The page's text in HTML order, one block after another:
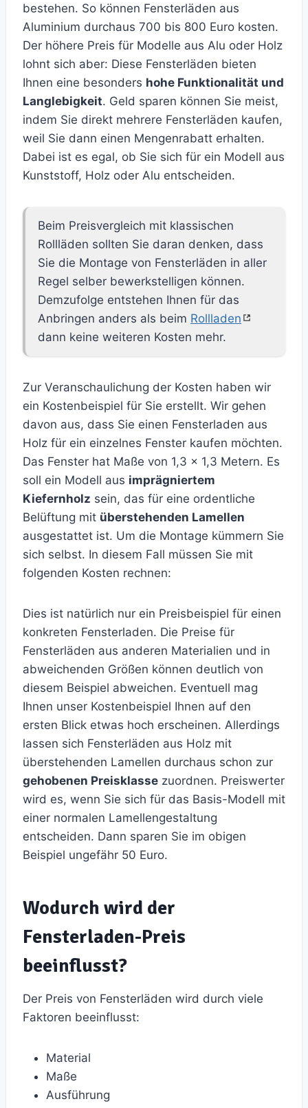
bestehen. So können Fensterläden aus
Aluminium durchaus 700 bis 800 Euro kosten.
Der höhere Preis für Modelle aus Alu oder Holz
lohnt sich aber: Diese Fensterläden bieten
Ihnen eine besonders hohe Funktionalität und
Langlebigkeit. Geld sparen können Sie meist,
indem Sie direkt mehrere Fensterläden kaufen,
weil Sie dann einen Mengenrabatt erhalten.
Dabei ist es egal, ob Sie sich für ein Modell aus
Kunststoff, Holz oder Alu entscheiden.
Beim Preisvergleich mit klassischen
Rollläden sollten Sie daran denken, dass
Sie die Montage von Fensterläden in aller
Regel selber bewerkstelligen können.
Demzufolge entstehen Ihnen für das
Anbringen anders als beim Rollladen
dann keine weiteren Kosten mehr.
Zur Veranschaulichung der Kosten haben wir
ein Kostenbeispiel für Sie erstellt. Wir gehen
davon aus, dass Sie einen Fensterladen aus
Holz für ein einzelnes Fenster kaufen möchten.
Das Fenster hat Maße von 1,3 x 1,3 Metern. Es
soll ein Modell aus imprägniertem
Kiefernholz sein, das für eine ordentliche
Belüftung mit überstehenden Lamellen
ausgestattet ist. Um die Montage kümmern Sie
sich selbst. In diesem Fall müssen Sie mit
folgenden Kosten rechnen:
Dies ist natürlich nur ein Preisbeispiel für einen
konkreten Fensterladen. Die Preise für
Fensterläden aus anderen Materialien und in
abweichenden Größen können deutlich von
diesem Beispiel abweichen. Eventuell mag
Ihnen unser Kostenbeispiel Ihnen auf den
ersten Blick etwas hoch erscheinen. Allerdings
lassen sich Fensterläden aus Holz mit
überstehenden Lamellen durchaus schon zur
gehobenen Preisklasse zuordnen. Preiswerter
wird es, wenn Sie sich für das Basis-Modell mit
einer normalen Lamellengestaltung
entscheiden. Dann sparen Sie im obigen
Beispiel ungefähr 50 Euro.
Wodurch wird der
Fensterladen-Preis
beeinflusst?
Der Preis von Fensterläden wird durch viele
Faktoren beeinflusst:
Material
Maße
Ausführung